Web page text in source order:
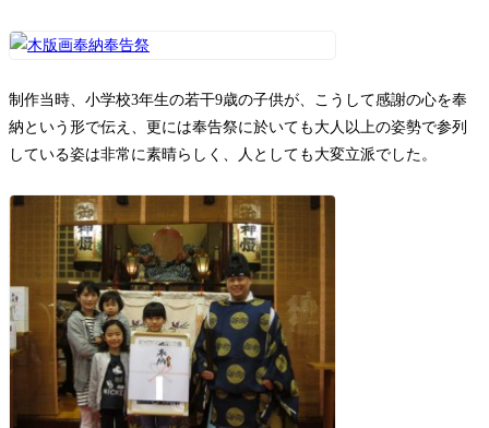
制作当時、小学校3年生の若干9歳の子供が、こうして感謝の心を奉
納という形で伝え、更には奉告祭に於いても大人以上の姿勢で参列
している姿は非常に素晴らしく、人としても大変立派でした。